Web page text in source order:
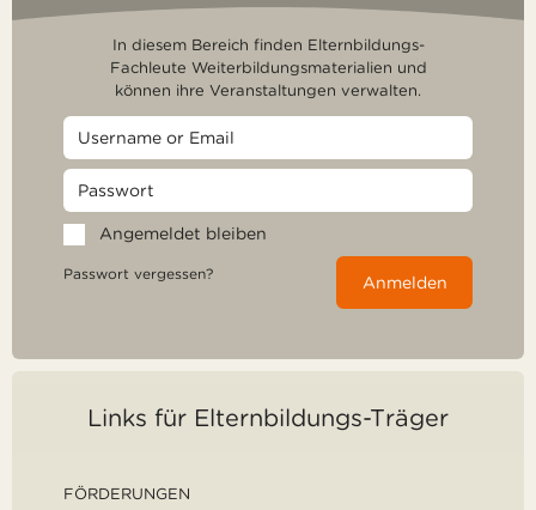
In diesem Bereich finden Elternbildungs-
Fachleute Weiterbildungsmaterialien und
können ihre Veranstaltungen verwalten.
Angemeldet bleiben
Passwort vergessen? Anmelden
Links für Elternbildungs-Träger
FÖRDERUNGEN